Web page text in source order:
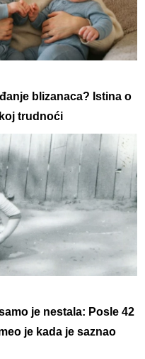
blizanaca? Istina o
trudnoći
je nestala: Posle 42
je kada je saznao